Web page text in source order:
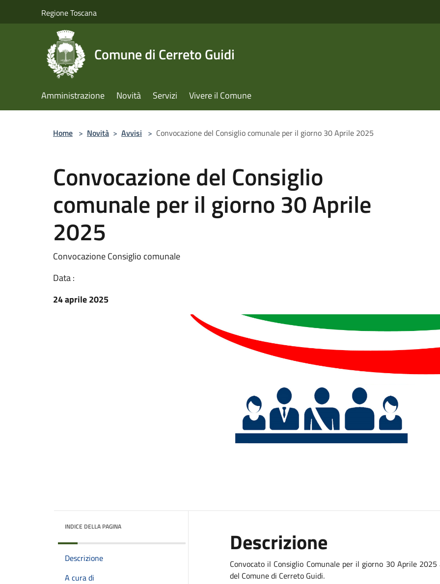
Regione Toscana
Comune di Cerreto Guidi
Amministrazione Novità Servizi Vivere il Comune
Home > Novità > Avvisi > Convocazione del Consiglio comunale per il giorno 30 Aprile 2025
Convocazione del Consiglio
comunale per il giorno 30 Aprile
2025
Convocazione Consiglio comunale
Data :
24 aprile 2025
INDICE DELLA PAGINA
Descrizione
A cura di
Descrizione
Convocato il Consiglio Comunale per il giorno 30 Aprile
del Comune di Cerreto Guidi.